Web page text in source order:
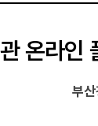
온라인
부